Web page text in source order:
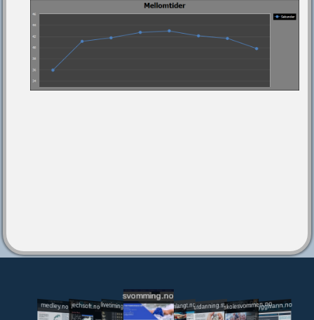
medley.no jechsoft.nolivetiming.medley.no
svomming.no
svomlangt.noutdanning.svomming.no
skolesvommen.notryggivann.no